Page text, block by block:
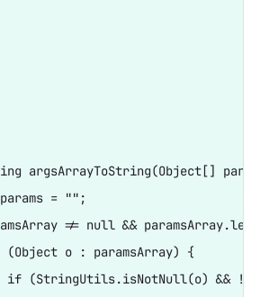
argsArrayToString(Object[]
= "";
!= null &&
(Object o : paramsArray) {
if (StringUtils.isNotNull(o) &&